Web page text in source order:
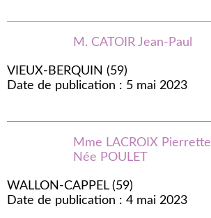
M. CATOIR Jean-Paul
VIEUX-BERQUIN (59)
Date de publication : 5 mai 2023
Mme LACROIX Pierrette
Née POULET
WALLON-CAPPEL (59)
Date de publication : 4 mai 2023